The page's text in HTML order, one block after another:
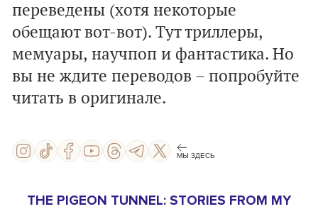
переведены (хотя некоторые
обещают вот-вот). Тут триллеры,
мемуары, научпоп и фантастика. Но
вы не ждите переводов – попробуйте
читать в оригинале.
МЫ ЗДЕСЬ
THE PIGEON TUNNEL: STORIES FROM MY